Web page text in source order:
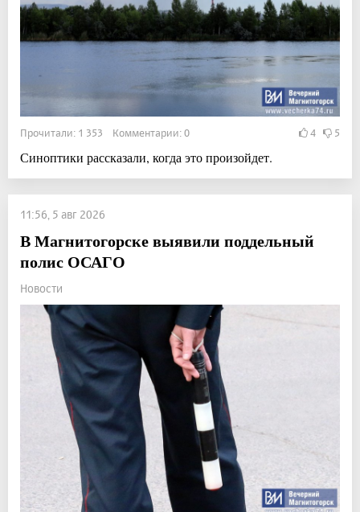
Прочитали: 1 353 Комментарии: 0 4 5
Синоптики рассказали, когда это произойдет.
11:56, 5 авг 2026
В Магнитогорске выявили поддельный
полис ОСАГО
Новости